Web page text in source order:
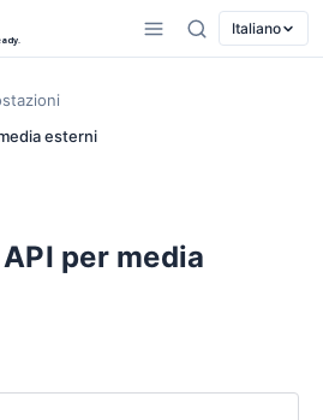
Italiano
esterni
per media